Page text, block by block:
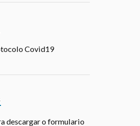
Covid19
descargar o formulario